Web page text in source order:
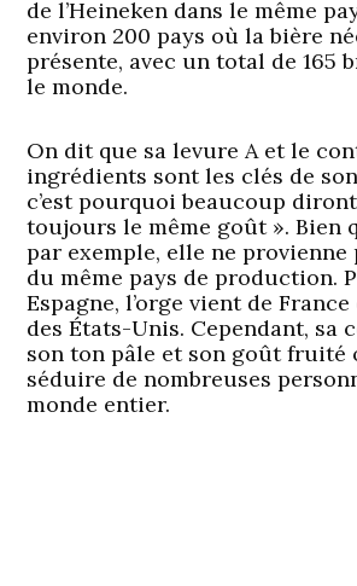
de l’Heineken dans le même
environ 200 pays où la bière
présente, avec un total de 165
le monde.
On dit que sa levure A et le
ingrédients sont les clés de
c’est pourquoi beaucoup
toujours le même goût ». Bien
par exemple, elle ne
du même pays de production.
Espagne, l’orge vient de
des États-Unis. Cependant, sa
son ton pâle et son goût fruité
séduire de nombreuses
monde entier.